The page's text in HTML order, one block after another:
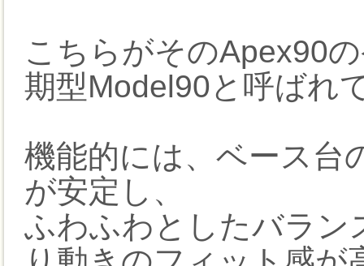
こちらがそのApex90
期型Model90と呼ばれ
機能的には、ベース台
が安定し、
ふわふわとしたバラン